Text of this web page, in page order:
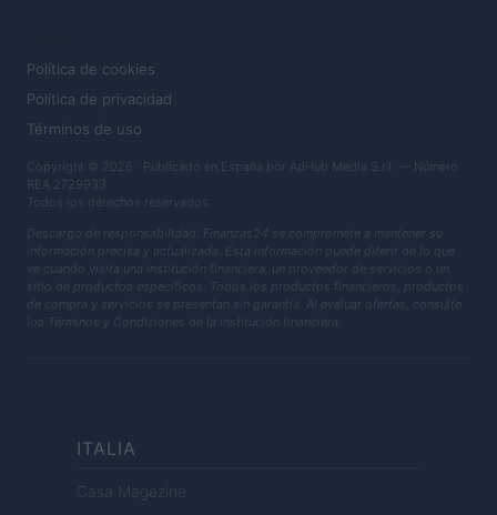
Política de cookies
Política de privacidad
Términos de uso
Copyright © 2026 · Publicado en España por AdHub Media S.r.l. — Número
REA 2729933
Todos los derechos reservados
Descargo de responsabilidad: Finanzas24 se compromete a mantener su
información precisa y actualizada. Esta información puede diferir de lo que
ve cuando visita una institución financiera, un proveedor de servicios o un
sitio de productos específicos. Todos los productos financieros, productos
de compra y servicios se presentan sin garantía. Al evaluar ofertas, consulte
los Términos y Condiciones de la institución financiera.
ITALIA
Casa Magazine